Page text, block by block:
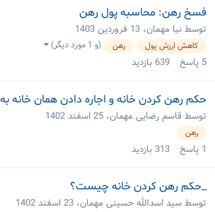
فسخ رهن: محاسبه پول رهن
توسط نیا مهمان، 13 فروردین 1403
کاهش ارزش پول رهن (و 1 مورد دیگر)
5 پاسخ 639 بازدید
حکم رهن کردن خانه و اجاره دادن همان
توسط قاسم رضایی مهمان، 25 اسفند 1402
رهن
1 پاسخ 313بازدید
_حکم رهن کردن خانه چیست؟
توسط سید اسدالله حسینی مهمان، 23 اسفند 1402